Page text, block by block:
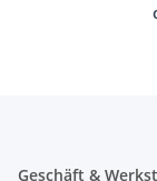
Geschäft &